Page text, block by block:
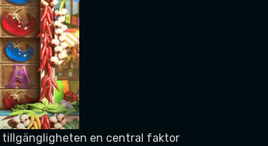
tillgängligheten en central faktor